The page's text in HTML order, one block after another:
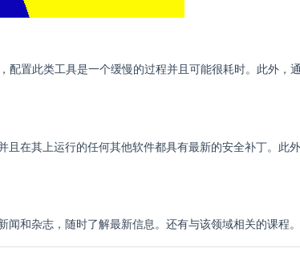
置此类工具是一个缓慢的过程并且可能很耗时。此外，
在其上运行的任何其他软件都具有最新的安全补丁。此
和杂志，随时了解最新信息。还有与该领域相关的课程。